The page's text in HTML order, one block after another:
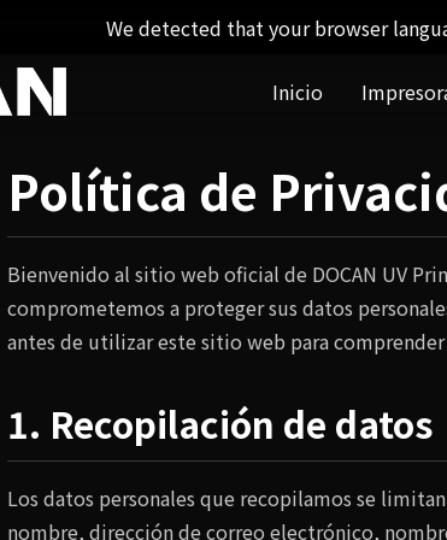
Inicio
We detected that your browser
Política de
Bienvenido al sitio web oficial de DOCAN UV
comprometemos a proteger sus datos
antes de utilizar este sitio web para
1. Recopilación de datos
Los datos personales que recopilamos se
nombre, dirección de correo electrónico,